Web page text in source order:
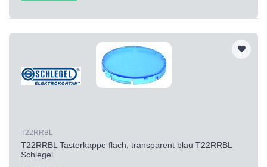
T22RRBL
T22RRBL Tasterkappe flach, transparent blau T22RRBL
Schlegel